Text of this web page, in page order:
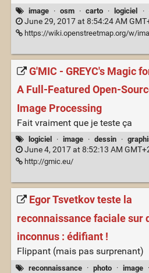
image · osm · carto · logiciel ·
June 29, 2017 at 8:54:24 AM
https://wiki.openstreetmap.org/w/images/9/99/
G'MIC - GREYC's Magic
A Full-Featured Open-
Image Processing
Fait vraiment que je teste ça
logiciel · image · dessin ·
June 4, 2017 at 8:52:13 AM
http://gmic.eu/
Egor Tsvetkov teste la
reconnaissance faciale sur
inconnus : édifiant !
Flippant (mais pas surprenant)
reconnaissance · photo · image ·